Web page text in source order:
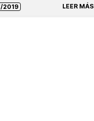
2019 LEER MÁS